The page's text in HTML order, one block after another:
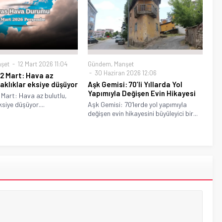
12 Mart 2026 11:04
Mart: Hava az
eksiye düşüyor
Hava az bulutlu,
düşüyor....
Gündem, Manşet
30 Haziran 2026 12:06
Aşk Gemisi: 70’li Yıllarda Yol
Yapımıyla Değişen Evin Hikayesi
Aşk Gemisi: 70’lerde yol yapımıyla
değişen evin hikayesini büyüleyici bir...